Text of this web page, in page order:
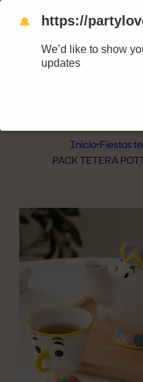
Nuestras tiendas
Inicio‣Fiestas
PACK TETERA
🔔 https://
We’d like to show
updates